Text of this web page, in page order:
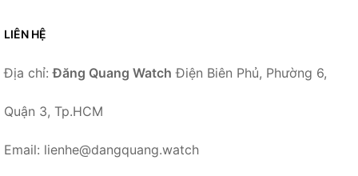
LIÊN HỆ
Địa chỉ:Đăng Quang Watch Điện Biên Phủ, Phường 6,
Quận 3, Tp.HCM
Email: lienhe@dangquang.watch